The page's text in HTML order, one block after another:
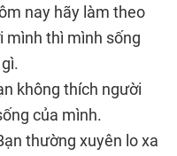
nay hãy làm theo
mình thì mình sống
không thích người
của mình.
thường xuyên lo xa